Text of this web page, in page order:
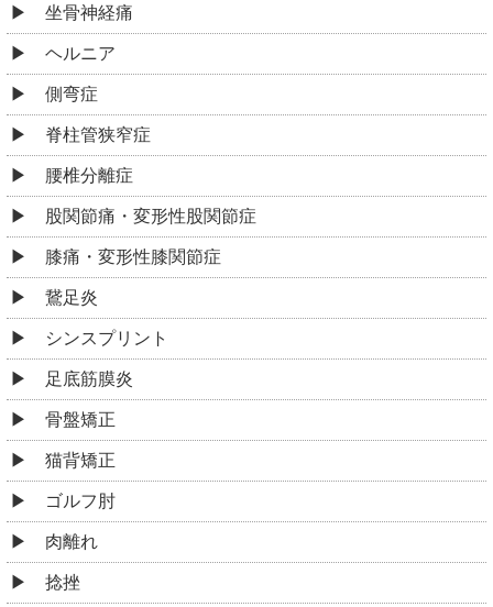
坐骨神経痛
ヘルニア
側弯症
脊柱管狭窄症
腰椎分離症
股関節痛・変形性股関節症
膝痛・変形性膝関節症
鵞足炎
シンスプリント
足底筋膜炎
骨盤矯正
猫背矯正
ゴルフ肘
肉離れ
捻挫